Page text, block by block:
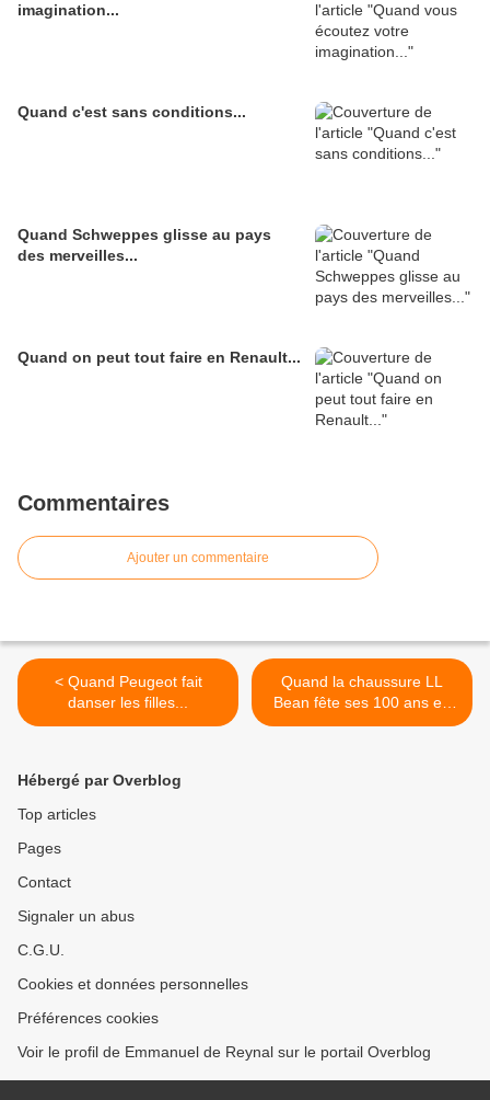
imagination...
Quand c'est sans conditions...
Quand Schweppes glisse au pays
des merveilles...
Quand on peut tout faire en Renault...
Commentaires
Ajouter un commentaire
< Quand Peugeot fait
danser les filles...
Quand la chaussure LL
Bean fête ses 100 ans en
grande pompe... >
Hébergé par Overblog
Top articles
Pages
Contact
Signaler un abus
C.G.U.
Cookies et données personnelles
Préférences cookies
Voir le profil de Emmanuel de Reynal sur le portail Overblog